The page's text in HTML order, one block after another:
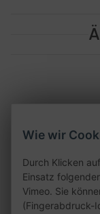
CRT
Wie wir
Durch Klicken
Einsatz
Vimeo. Sie
(Fingerabdruck-